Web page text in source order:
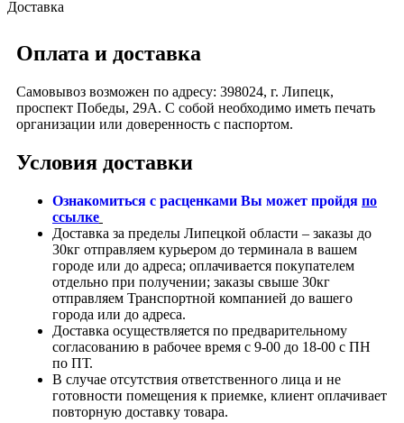
Доставка
Оплата и доставка
Самовывоз возможен по адресу: 398024, г. Липецк,
проспект Победы, 29А. С собой необходимо иметь печать
организации или доверенность с паспортом.
Условия доставки
Ознакомиться с расценками Вы может пройдя по
ссылке
Доставка за пределы Липецкой области – заказы до
30кг отправляем курьером до терминала в вашем
городе или до адреса; оплачивается покупателем
отдельно при получении; заказы свыше 30кг
отправляем Транспортной компанией до вашего
города или до адреса.
Доставка осуществляется по предварительному
согласованию в рабочее время с 9-00 до 18-00 с ПН
по ПТ.
В случае отсутствия ответственного лица и не
готовности помещения к приемке, клиент оплачивает
повторную доставку товара.